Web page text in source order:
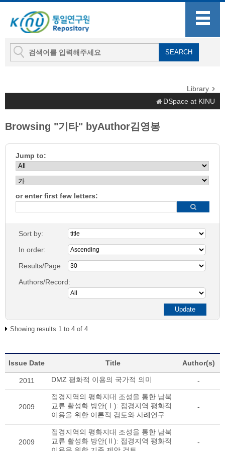
Library
DSpace at KINU
Browsing "기타" byAuthor김영봉
Jump to:
or enter first few letters:
Sort by:
In order:
Results/Page
Authors/Record:
Showing results 1 to 4 of 4
Issue Date Title Author(s)
2011 DMZ 평화적 이용의 국가적 의미 -
2009
접경지역의 평화지대 조성을 통한 남북
교류 활성화 방안(Ⅰ): 접경지역 평화적
이용을 위한 이론적 검토와 사례연구
-
2009
접경지역의 평화지대 조성을 통한 남북
교류 활성화 방안(Ⅱ): 접경지역 평화적
-